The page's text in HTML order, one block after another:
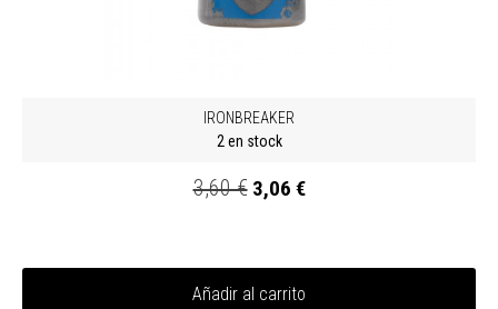
IRONBREAKER
2 en stock
3,60 € 3,06 €
Añadir al carrito